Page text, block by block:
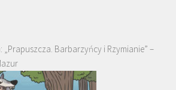
Barbarzyńcy i Rzymianie” –